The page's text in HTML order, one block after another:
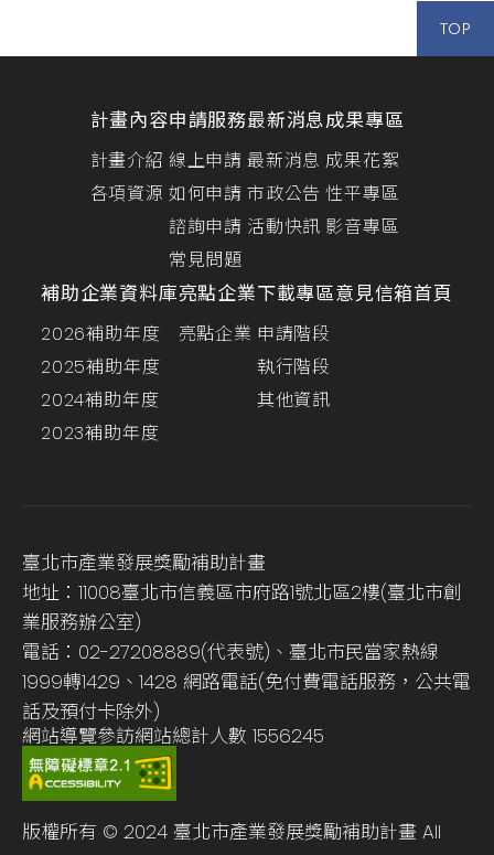
TOP
計畫內容
計畫介紹
各項資源
申請服務
線上申請
如何申請
諮詢申請
常見問題
最新消息
最新消息
市政公告
活動快訊
成果專區
成果花絮
性平專區
影音專區
補助企業資料庫
2026補助年度
2025補助年度
2024補助年度
2023補助年度
亮點企業
亮點企業
下載專區
申請階段
執行階段
其他資訊
意見信箱首頁
臺北市產業發展獎勵補助計畫
地址：11008臺北市信義區市府路1號北區2樓(臺北市創
業服務辦公室)
電話：02-27208889(代表號)、臺北市民當家熱線
1999轉1429、1428 網路電話(免付費電話服務，公共電
話及預付卡除外)
網站導覽參訪網站總計人數 1556245
版權所有 © 2024 臺北市產業發展獎勵補助計畫 All